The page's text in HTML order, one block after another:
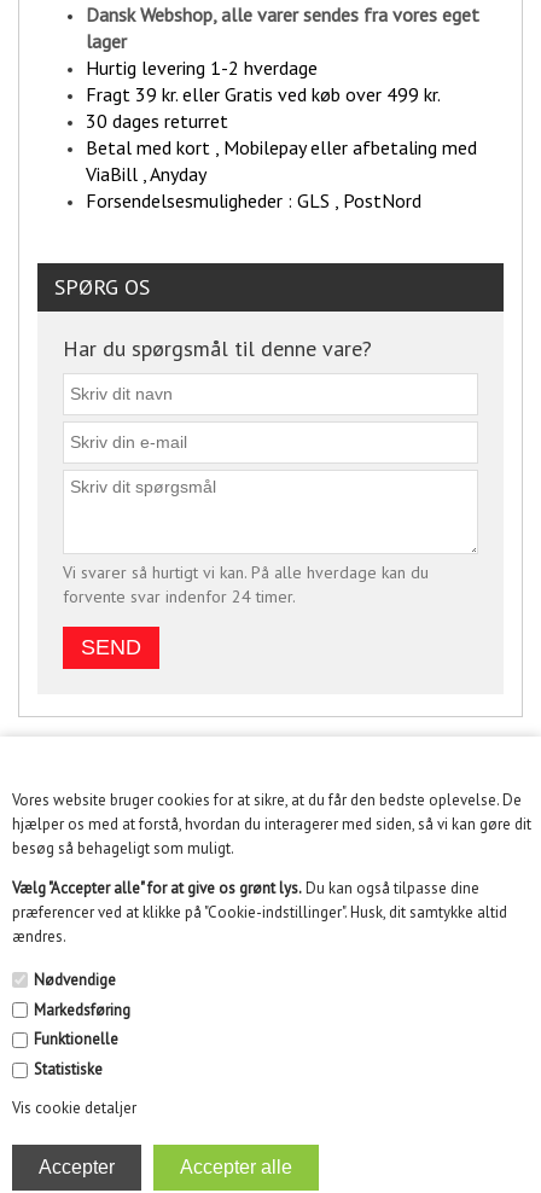
Vores website bruger cookies for at sikre, at du får den bedste oplevelse. De
hjælper os med at forstå, hvordan du interagerer med siden, så vi kan gøre dit
besøg så behageligt som muligt.
Vælg "Accepter alle" for at give os grønt lys.Du kan også tilpasse dine
præferencer ved at klikke på "Cookie-indstillinger". Husk, dit samtykke altid
ændres.
Nødvendige
Markedsføring
Funktionelle
Statistiske
Vis cookie detaljer
Dansk Webshop, alle varer sendes fra vores eget
lager
Hurtig levering 1-2 hverdage
Fragt 39 kr. eller Gratis ved køb over 499 kr.
30 dages returret
Betal med kort , Mobilepay eller afbetaling med
ViaBill , Anyday
Forsendelsesmuligheder : GLS , PostNord
SPØRG OS
Har du spørgsmål til denne vare?
Vi svarer så hurtigt vi kan. På alle hverdage kan du
forvente svar indenfor 24 timer.
KUNDESERVICE
INFORMATION
KUNDECENTER
SOME
NYHEDSBREV
info@kidikid.dk | CVR 35532870